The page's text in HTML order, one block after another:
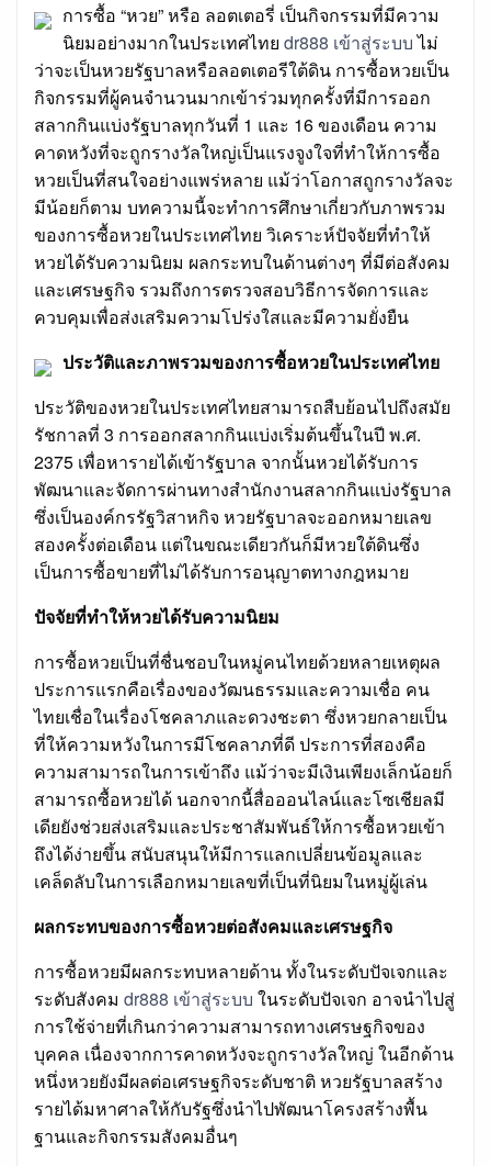
การซื้อ “หวย” หรือ ลอตเตอรี่ เป็นกิจกรรมที่มีความ
นิยมอย่างมากในประเทศไทย dr888 เข้าสู่ระบบไม่
ว่าจะเป็นหวยรัฐบาลหรือลอตเตอรีใต้ดิน การซื้อหวยเป็น
กิจกรรมที่ผู้คนจำนวนมากเข้าร่วมทุกครั้งที่มีการออก
สลากกินแบ่งรัฐบาลทุกวันที่ 1 และ 16 ของเดือน ความ
คาดหวังที่จะถูกรางวัลใหญ่เป็นแรงจูงใจที่ทำให้การซื้อ
หวยเป็นที่สนใจอย่างแพร่หลาย แม้ว่าโอกาสถูกรางวัลจะ
มีน้อยก็ตาม บทความนี้จะทำการศึกษาเกี่ยวกับภาพรวม
ของการซื้อหวยในประเทศไทย วิเคราะห์ปัจจัยที่ทำให้
หวยได้รับความนิยม ผลกระทบในด้านต่างๆ ที่มีต่อสังคม
และเศรษฐกิจ รวมถึงการตรวจสอบวิธีการจัดการและ
ควบคุมเพื่อส่งเสริมความโปร่งใสและมีความยั่งยืน
ประวัติและภาพรวมของการซื้อหวยในประเทศไทย
ประวัติของหวยในประเทศไทยสามารถสืบย้อนไปถึงสมัย
รัชกาลที่ 3 การออกสลากกินแบ่งเริ่มต้นขึ้นในปี พ.ศ.
2375 เพื่อหารายได้เข้ารัฐบาล จากนั้นหวยได้รับการ
พัฒนาและจัดการผ่านทางสำนักงานสลากกินแบ่งรัฐบาล
ซึ่งเป็นองค์กรรัฐวิสาหกิจ หวยรัฐบาลจะออกหมายเลข
สองครั้งต่อเดือน แต่ในขณะเดียวกันก็มีหวยใต้ดินซึ่ง
เป็นการซื้อขายที่ไม่ได้รับการอนุญาตทางกฎหมาย
ปัจจัยที่ทำให้หวยได้รับความนิยม
การซื้อหวยเป็นที่ชื่นชอบในหมู่คนไทยด้วยหลายเหตุผล
ประการแรกคือเรื่องของวัฒนธรรมและความเชื่อ คน
ไทยเชื่อในเรื่องโชคลาภและดวงชะตา ซึ่งหวยกลายเป็น
ที่ให้ความหวังในการมีโชคลาภที่ดี ประการที่สองคือ
ความสามารถในการเข้าถึง แม้ว่าจะมีเงินเพียงเล็กน้อยก็
สามารถซื้อหวยได้ นอกจากนี้สื่อออนไลน์และโซเชียลมี
เดียยังช่วยส่งเสริมและประชาสัมพันธ์ให้การซื้อหวยเข้า
ถึงได้ง่ายขึ้น สนับสนุนให้มีการแลกเปลี่ยนข้อมูลและ
เคล็ดลับในการเลือกหมายเลขที่เป็นที่นิยมในหมู่ผู้เล่น
ผลกระทบของการซื้อหวยต่อสังคมและเศรษฐกิจ
การซื้อหวยมีผลกระทบหลายด้าน ทั้งในระดับปัจเจกและ
ระดับสังคม dr888 เข้าสู่ระบบ ในระดับปัจเจก อาจนำไปสู่
การใช้จ่ายที่เกินกว่าความสามารถทางเศรษฐกิจของ
บุคคล เนื่องจากการคาดหวังจะถูกรางวัลใหญ่ ในอีกด้าน
หนึ่งหวยยังมีผลต่อเศรษฐกิจระดับชาติ หวยรัฐบาลสร้าง
รายได้มหาศาลให้กับรัฐซึ่งนำไปพัฒนาโครงสร้างพื้น
ฐานและกิจกรรมสังคมอื่นๆ